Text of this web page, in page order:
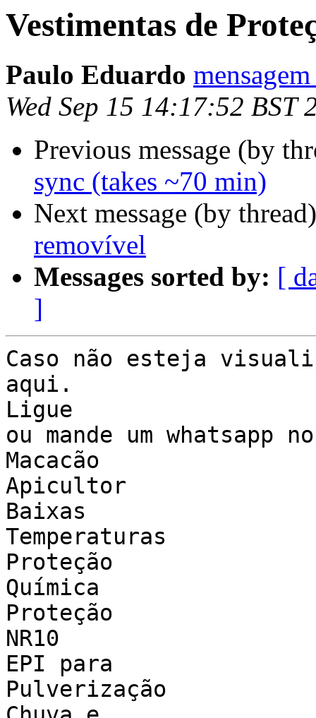
Vestimentas de
Paulo Eduardo
Wed Sep 15 14:17:52 BST
Previous message (by
sync (takes ~70 min)
Next message (by
removível
Messages sorted by: [
]
Caso não esteja
aqui.
Ligue
ou mande um whatsapp
Macacão
Apicultor
Baixas
Temperaturas
Proteção
Química
Proteção
NR10
EPI para
Pulverização